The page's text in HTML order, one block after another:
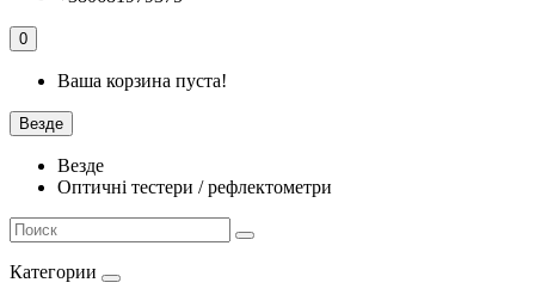
0
Ваша корзина пуста!
Везде
Везде
Оптичні тестери / рефлектометри
Категории